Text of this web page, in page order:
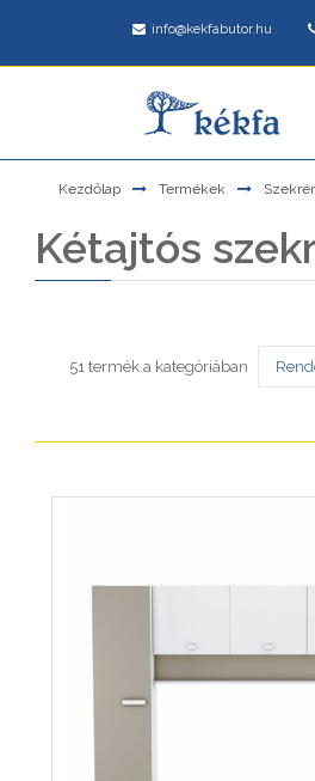
info@kekfabutor.hu
Kezdőlap Termékek
Kétajtós
51 termék a kategóriában